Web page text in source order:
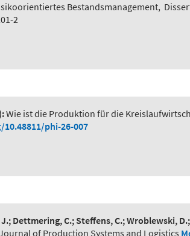
Bestandsmanagement,
2
Wie ist die Produktion für die
phi-26-007
Dettmering, C.; Steffens, C.; Wroblewski,
of Production Systems and Logistics